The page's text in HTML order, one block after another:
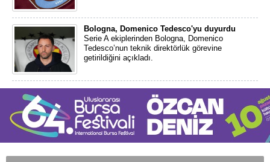
Bologna, Domenico Tedesco'yu duyurdu
Serie A ekiplerinden Bologna, Domenico
Tedesco’nun teknik direktörlük görevine
getirildiğini açıkladı.